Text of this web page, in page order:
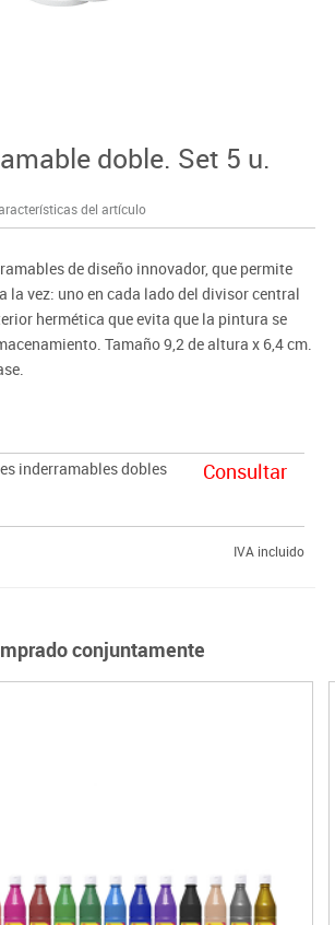
doble. Set 5 u.
del artículo
de diseño innovador, que permite
la vez: uno en cada lado del divisor central
hermética que evita que la pintura se
Tamaño 9,2 de altura x 6,4 cm.
inderramables dobles
Consultar
IVA incluido
conjuntamente